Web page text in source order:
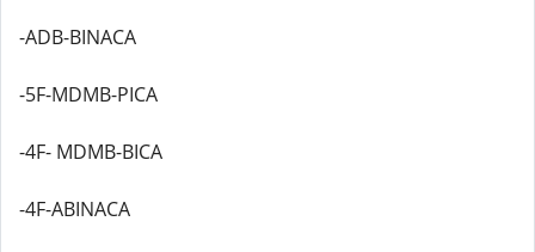
-ADB-BINACA
-5F-MDMB-PICA
-4F- MDMB-BICA
-4F-ABINACA